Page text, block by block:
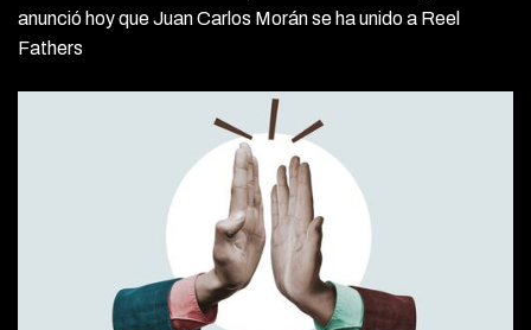
anunció hoy que Juan Carlos Morán se ha unido a Reel
Fathers